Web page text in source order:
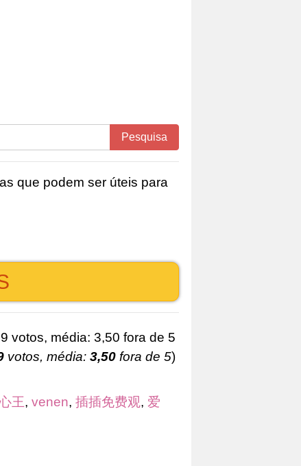
Pesquisa
que podem ser úteis para
votos, média: 3,50 fora de 5)
王, venen, 插插免费观, 爱